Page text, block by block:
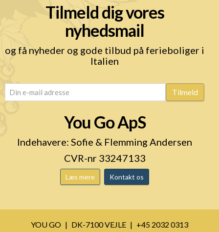
Tilmeld dig vores
nyhedsmail
og få nyheder og gode tilbud på ferieboliger i
Italien
email (Påkrævet) Tilmeld
You Go ApS
Indehavere: Sofie & Flemming Andersen
CVR-nr 33247133
Læs mere Kontakt os
YOU GO DK-7100 VEJLE
+45 2032 0313